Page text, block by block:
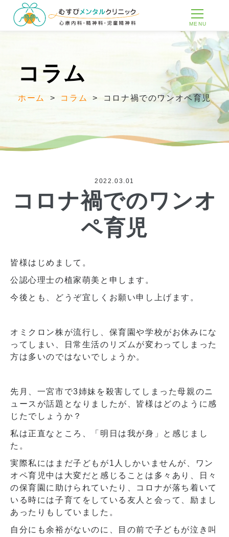
MENU
コラム
ホーム > コラム > コロナ禍でのワンオペ育児
2022.03.01
コロナ禍でのワンオ
ペ育児
皆様はじめまして。
公認心理士の植家萌美と申します。
今後とも、どうぞ宜しくお願い申し上げます。
オミクロン株が流行し、保育園や学校がお休みにな
ってしまい、日常生活のリズムが変わってしまった
方は多いのではないでしょうか。
先月、一宮市で3姉妹を殺害してしまった母親のニ
ュースが話題となりましたが、皆様はどのように感
じたでしょうか？
私は正直なところ、「明日は我が身」と感じまし
た。
実際私にはまだ子どもが1人しかいませんが、ワン
オペ育児中は大変だと感じることは多々あり、日々
の保育園に助けられていたり、コロナが落ち着いて
いる時には子育てをしている友人と会って、励まし
あったりもしていました。
自分にも余裕がないのに、目の前で子どもが泣き叫